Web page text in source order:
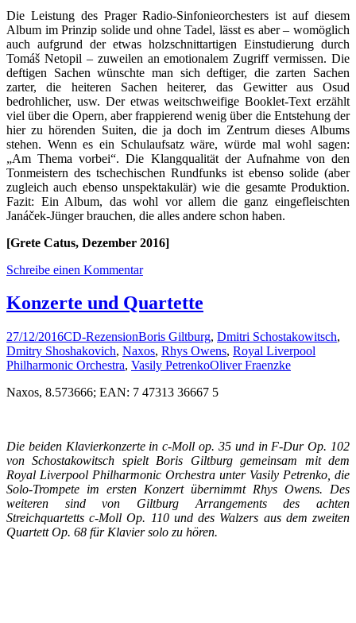
Die Leistung des Prager Radio-Sinfonieorchesters ist auf diesem
Album im Prinzip solide und ohne Tadel, lässt es aber – womöglich
auch aufgrund der etwas holzschnittartigen Einstudierung durch
Tomáš Netopil – zuweilen an emotionalem Zugriff vermissen. Die
deftigen Sachen wünschte man sich deftiger, die zarten Sachen
zarter, die heiteren Sachen heiterer, das Gewitter aus Osud
bedrohlicher, usw. Der etwas weitschweifige Booklet-Text erzählt
viel über die Opern, aber frappierend wenig über die Entstehung der
hier zu hörenden Suiten, die ja doch im Zentrum dieses Albums
stehen. Wenn es ein Schulaufsatz wäre, würde mal wohl sagen:
„Am Thema vorbei“. Die Klangqualität der Aufnahme von den
Tonmeistern des tschechischen Rundfunks ist ebenso solide (aber
zugleich auch ebenso unspektakulär) wie die gesamte Produktion.
Fazit: Ein Album, das wohl vor allem die ganz eingefleischten
Janáček-Jünger brauchen, die alles andere schon haben.
[Grete Catus, Dezember 2016]
Schreibe einen Kommentar
Konzerte und Quartette
27/12/2016CD-RezensionBoris Giltburg, Dmitri Schostakowitsch,
Dmitry Shoshakovich, Naxos, Rhys Owens, Royal Liverpool
Philharmonic Orchestra, Vasily PetrenkoOliver Fraenzke
Naxos, 8.573666; EAN: 7 47313 36667 5
Die beiden Klavierkonzerte in c-Moll op. 35 und in F-Dur Op. 102
von Schostakowitsch spielt Boris Giltburg gemeinsam mit dem
Royal Liverpool Philharmonic Orchestra unter Vasily Petrenko, die
Solo-Trompete im ersten Konzert übernimmt Rhys Owens. Des
weiteren sind von Giltburg Arrangements des achten
Streichquartetts c-Moll Op. 110 und des Walzers aus dem zweiten
Quartett Op. 68 für Klavier solo zu hören.